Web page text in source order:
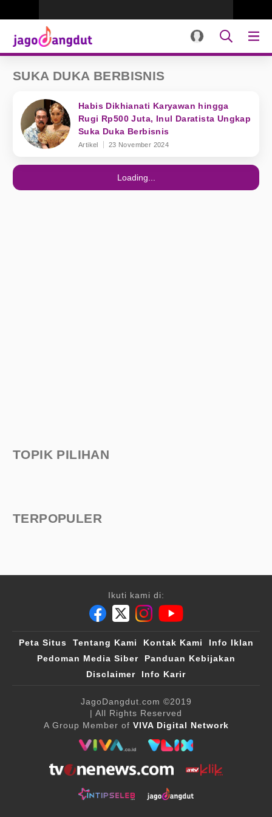
SUKA DUKA BERBISNIS
Habis Dikhianati Karyawan hingga
Rugi Rp500 Juta, Inul Daratista Ungkap
Suka Duka Berbisnis
Artikel 23 November 2024
Loading...
TOPIK PILIHAN
TERPOPULER
Ikuti kami di:
Peta Situs Tentang Kami Kontak Kami
Info Iklan
Pedoman Media Siber
Panduan Kebijakan
Disclaimer
Info Karir
JagoDangdut.com ©2019
| All Rights Reserved
A Group Member of VIVA Digital Network